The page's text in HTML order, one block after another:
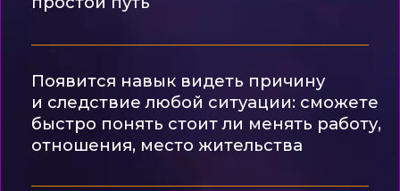
ЧТО БУДЕТ
НА КУРСЕ?